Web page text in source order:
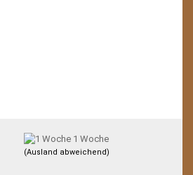
1 Woche
(Ausland abweichend)